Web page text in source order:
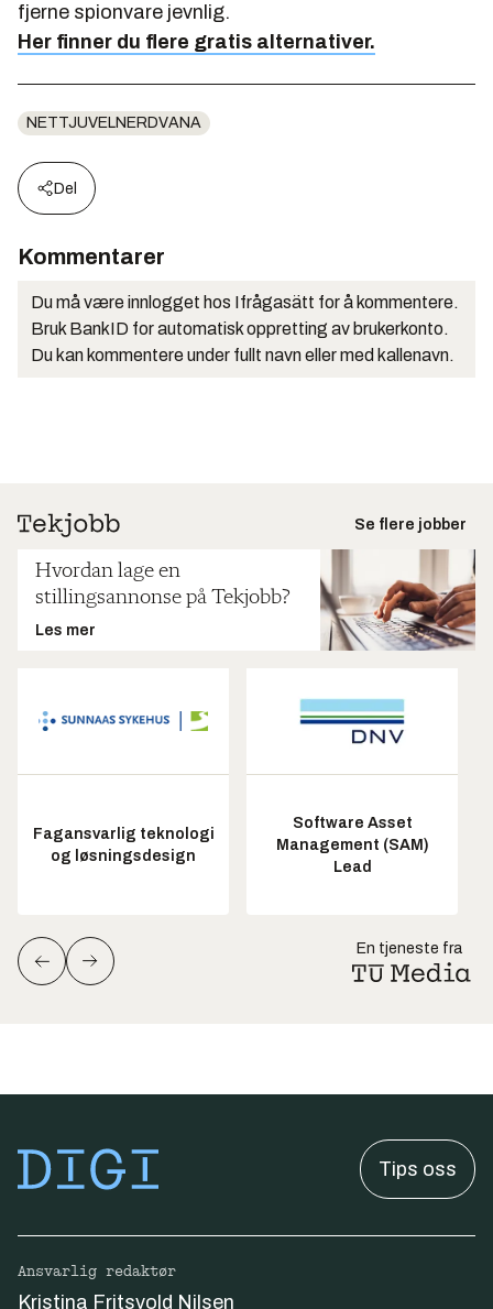
fjerne spionvare jevnlig.
Her finner du flere gratis alternativer.
NETTJUVELNERDVANA
Del
Kommentarer
Du må være innlogget hos Ifrågasätt for å kommentere.
Bruk BankID for automatisk oppretting av brukerkonto.
Du kan kommentere under fullt navn eller med kallenavn.
Se flere jobber
Hvordan lage en
stillingsannonse på Tekjobb?
Les mer
Fagansvarlig teknologi
og løsningsdesign
Software Asset
Management (SAM)
Lead
En tjeneste fra
Tips oss
Ansvarlig redaktør
Kristina Fritsvold Nilsen